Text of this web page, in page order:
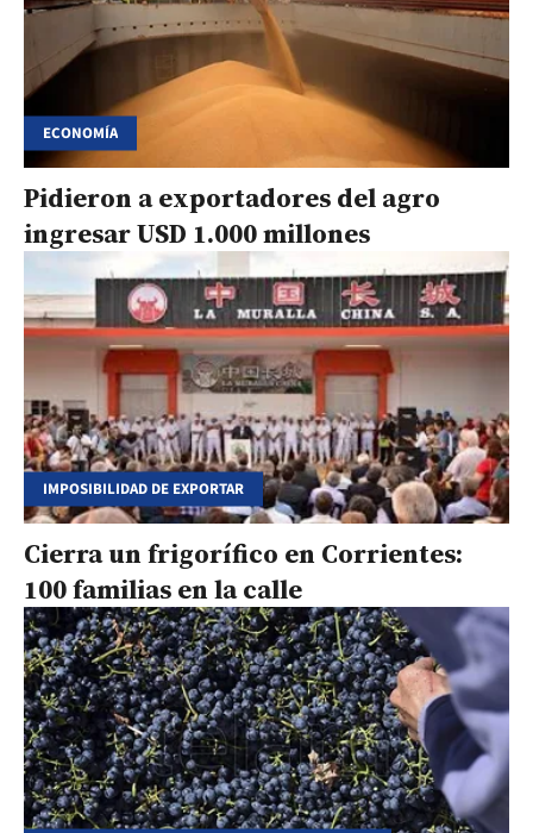
ECONOMÍA
Pidieron a exportadores del agro
ingresar USD 1.000 millones
IMPOSIBILIDAD DE EXPORTAR
Cierra un frigorífico en Corrientes:
100 familias en la calle